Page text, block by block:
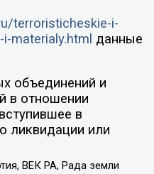
terroristicheskie-i-
materialy.html данные
объединений и
в отношении
в
ликвидации или
ВЕК РА, Рада земли